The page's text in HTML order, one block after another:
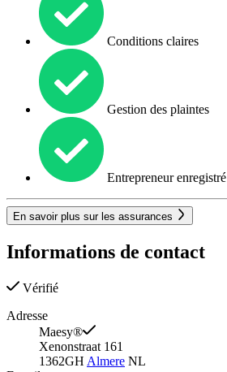
Conditions claires
Gestion des plaintes
Entrepreneur enregistré
En savoir plus sur les assurances
Informations de contact
Vérifié
Adresse
Maesy®
Xenonstraat 161
1362GH Almere NL